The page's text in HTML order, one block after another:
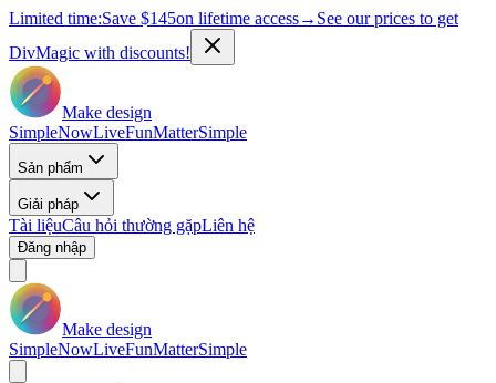
Limited time:Save $145on lifetime access→ See our prices to get
DivMagic with discounts!
Make design
SimpleNowLiveFunMatterSimple
Sản phẩm
Giải pháp
Tài liệuCâu hỏi thường gặpLiên hệ
Đăng nhập
Make design
SimpleNowLiveFunMatterSimple